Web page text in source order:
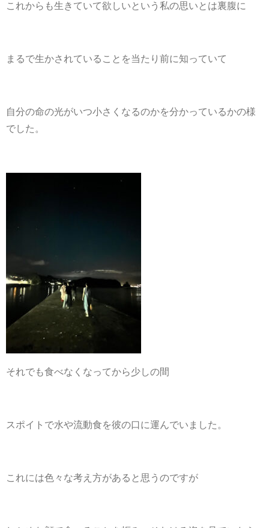
これからも生きていて欲しいという私の思いとは裏腹に
まるで生かされていることを当たり前に知っていて
自分の命の光がいつ小さくなるのかを分かっているかの様
でした。
それでも食べなくなってから少しの間
スポイトで水や流動食を彼の口に運んでいました。
これには色々な考え方があると思うのですが